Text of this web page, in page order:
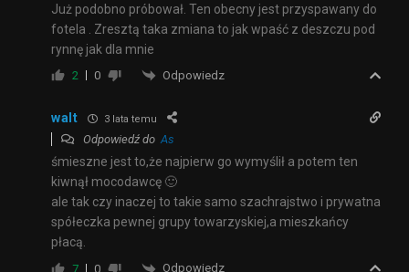
Już podobno próbował. Ten obecny jest przyspawany do
fotela . Zresztą taka zmiana to jak wpaść z deszczu pod
rynnę jak dla mnie
2 0 Odpowiedz
walt 3 lata temu
Odpowiedź doAs
śmieszne jest to,że najpierw go wymyślił a potem ten
kiwnął mocodawcę 🙂
ale tak czy inaczej to takie samo szachrajstwo i prywatna
spółeczka pewnej grupy towarzyskiej,a mieszkańcy
płacą.
7 0 Odpowiedz